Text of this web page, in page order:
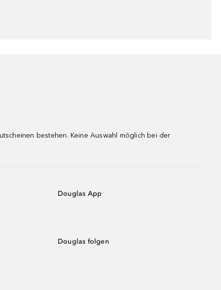
bestehen. Keine Auswahl möglich bei der
Douglas App
Douglas folgen